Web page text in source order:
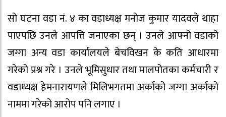
सो घटना वडा नं. ४ का वडाध्यक्ष मनोज कुमार यादवले थाहा
पाएपछि उनले आपत्ति जनाएका छन् । उनले आफ्नो वडाको
जग्गा अन्य वडा कार्यालयले बेचविखन के कति आधारमा
गरेको प्रश्न गरे । उनले भूमिसुधार तथा मालपोतका कर्मचारी र
वडाध्यक्ष हेमनारायणले मिलिभगतमा अर्काको जग्गा अर्काको
नाममा गरेको आरोप पनि लगाए ।